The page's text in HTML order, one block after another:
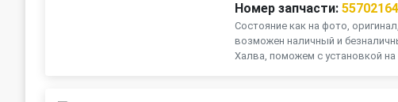
Номер запчасти: 55702164
Состояние как на фото,
возможен наличный и
Халва, поможем с установкой на